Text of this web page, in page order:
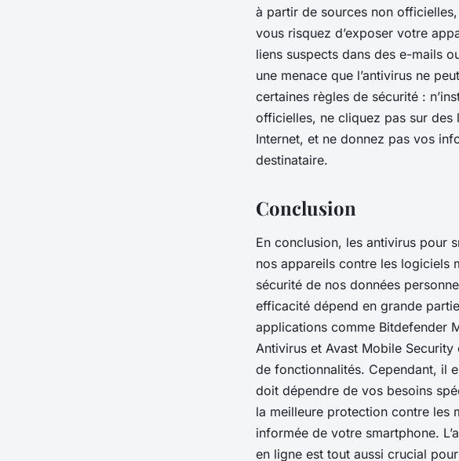
à partir de sources non officielles,
vous risquez d’exposer votre
liens suspects dans des e-mails
une menace que l’antivirus ne
certaines règles de sécurité :
officielles, ne cliquez pas sur
Internet, et ne donnez pas vos
destinataire.
Conclusion
En conclusion, les antivirus pour
nos appareils contre les logiciels
sécurité de nos données
efficacité dépend en grande
applications comme Bitdefender
Antivirus et Avast Mobile
de fonctionnalités. Cependant, il
doit dépendre de vos besoins
la meilleure protection contre les
informée de votre smartphone.
en ligne est tout aussi crucial